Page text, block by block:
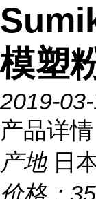
模塑
2019-
产品详情
产地 日
价格：